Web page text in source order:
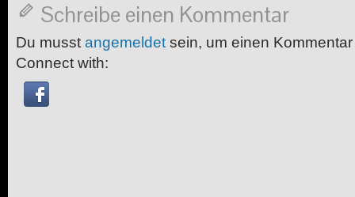
Schreibe einen Kommentar
Du musst angemeldet sein, um einen
Connect with: